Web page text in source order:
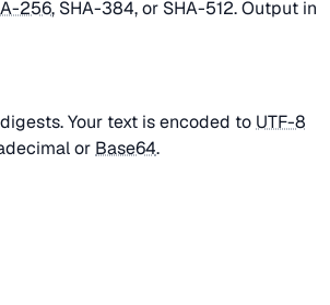
256, SHA-384, or SHA-512. Output in
digests. Your text is encoded to UTF-8
or Base64.